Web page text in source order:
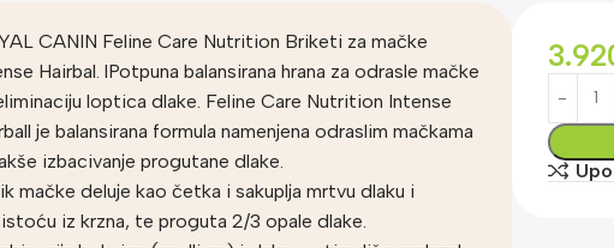
CANIN Feline Care Nutrition Briketi za mačke
Hairbal. lPotpuna balansirana hrana za odrasle mačke
loptica dlake. Feline Care Nutrition Intense
je balansirana formula namenjena odraslim mačkama
izbacivanje progutane dlake.
mačke deluje kao četka i sakuplja mrtvu dlaku i
iz krzna, te proguta 2/3 opale dlake.